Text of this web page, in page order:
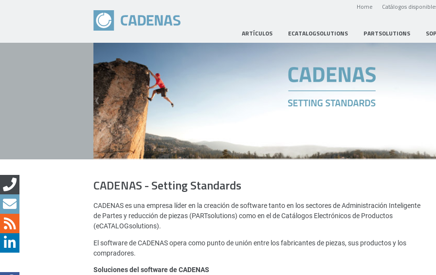
Home Catálogos
ARTÍCULOS ECATALOGSOLUTIONS PARTSOLUTIONS
CADENAS - Setting Standards
CADENAS es una empresa líder en la creación de software tanto en los sectores de Administración Inteligente
de Partes y reducción de piezas (PARTsolutions) como en el de Catálogos Electrónicos de Productos
(eCATALOGsolutions).
El software de CADENAS opera como punto de unión entre los fabricantes de piezas, sus productos y los
compradores.
Soluciones del software de CADENAS